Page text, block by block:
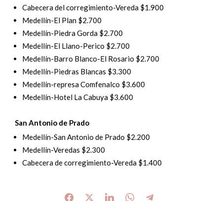
Cabecera del corregimiento-Vereda $1.900
Medellín-El Plan $2.700
Medellín-Piedra Gorda $2.700
Medellín-El Llano-Perico $2.700
Medellín-Barro Blanco-El Rosario $2.700
Medellín-Piedras Blancas $3.300
Medellín-represa Comfenalco $3.600
Medellín-Hotel La Cabuya $3.600
San Antonio de Prado
Medellín-San Antonio de Prado $2.200
Medellín-Veredas $2.300
Cabecera de corregimiento-Vereda $1.400